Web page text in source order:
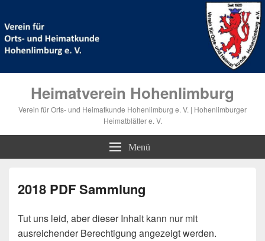
Heimatverein Hohenlimburg
Verein für Orts- und Heimatkunde Hohenlimburg e. V. | Hohenlimburger
Heimatblätter e. V.
Menü
2018 PDF Sammlung
Tut uns leid, aber dieser Inhalt kann nur mit
ausreichender Berechtigung angezeigt werden.